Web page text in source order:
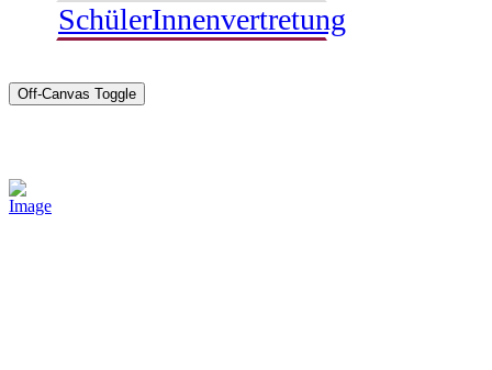
SchülerInnenvertretung
Off-Canvas Toggle